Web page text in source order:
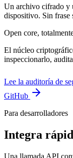
Un archivo cifrado y
dispositivo. Sin frase
Open core,
El núcleo
inspeccionarlo,
Lee la auditoría de
GitHub
Para desarrolladores
Integra
Una llamada API